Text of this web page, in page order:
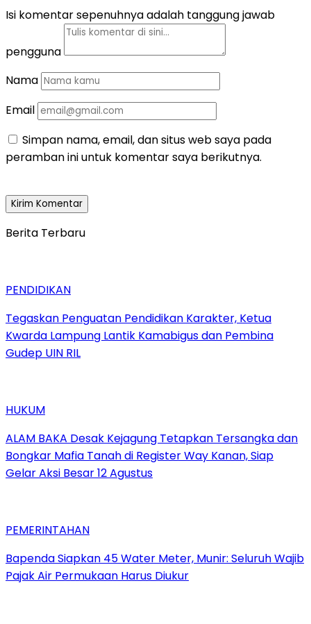
Isi komentar sepenuhnya adalah tanggung jawab
pengguna
Nama
Email
Simpan nama, email, dan situs web saya pada
peramban ini untuk komentar saya berikutnya.
Berita Terbaru
PENDIDIKAN
Tegaskan Penguatan Pendidikan Karakter, Ketua
Kwarda Lampung Lantik Kamabigus dan Pembina
Gudep UIN RIL
HUKUM
ALAM BAKA Desak Kejagung Tetapkan Tersangka dan
Bongkar Mafia Tanah di Register Way Kanan, Siap
Gelar Aksi Besar 12 Agustus
PEMERINTAHAN
‎Bapenda Siapkan 45 Water Meter, Munir: Seluruh Wajib
Pajak Air Permukaan Harus Diukur